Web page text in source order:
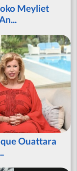
Meyliet
Ouattara